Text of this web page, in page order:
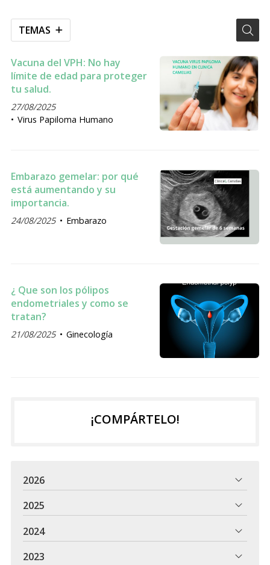
TEMAS
Vacuna del VPH: No hay
límite de edad para proteger
tu salud.
27/08/2025
Virus Papiloma Humano
Embarazo gemelar: por qué
está aumentando y su
importancia.
24/08/2025 Embarazo
¿ Que son los pólipos
endometriales y como se
tratan?
21/08/2025 Ginecología
¡COMPÁRTELO!
2026
2025
2024
2023